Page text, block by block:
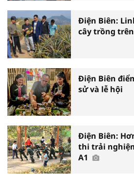
Điện Biên:
cây trồng
Điện Biên
sử và lễ hội
Điện Biên:
thi trải
A1